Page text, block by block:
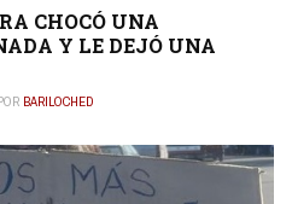
CHOCÓ UNA
Y LE DEJÓ UNA
BARILOCHED